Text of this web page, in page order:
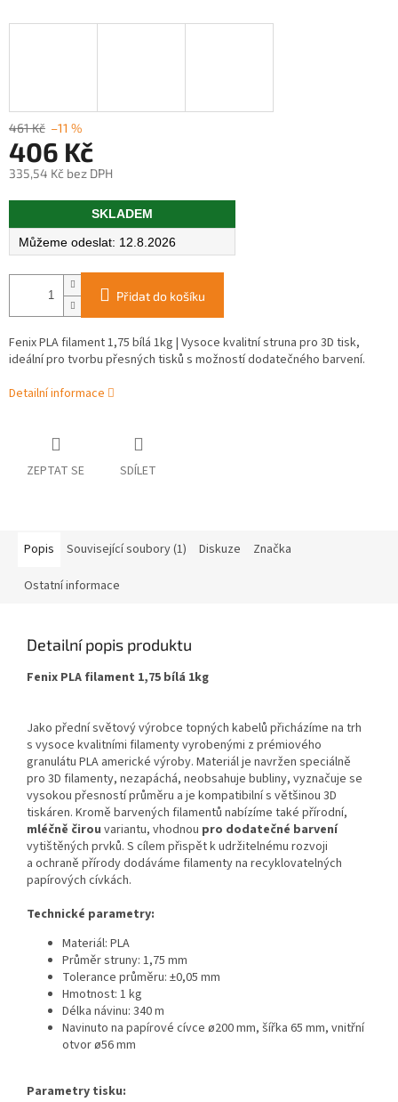
461 Kč –11 %
406 Kč
335,54 Kč bez DPH
Měrná
SKLADEM
12.8.2026
Přidat do košíku
Fenix PLA filament 1,75 bílá 1kg | Vysoce kvalitní struna pro 3D tisk,
ideální pro tvorbu přesných tisků s možností dodatečného barvení.
Detailní informace
ZEPTAT SE SDÍLET
Popis Související soubory (1) Diskuze Značka
Ostatní informace
Detailní popis produktu
Fenix PLA filament 1,75 bílá 1kg
Jako přední světový výrobce topných kabelů přicházíme na trh
s vysoce kvalitními filamenty vyrobenými z prémiového
granulátu PLA americké výroby. Materiál je navržen speciálně
pro 3D filamenty, nezapáchá, neobsahuje bubliny, vyznačuje se
vysokou přesností průměru a je kompatibilní s většinou 3D
tiskáren. Kromě barvených filamentů nabízíme také přírodní,
mléčně čirou variantu, vhodnou pro dodatečné barvení
vytištěných prvků. S cílem přispět k udržitelnému rozvoji
a ochraně přírody dodáváme filamenty na recyklovatelných
papírových cívkách.
Technické parametry:
Materiál: PLA
Průměr struny: 1,75 mm
Tolerance průměru: ±0,05 mm
Hmotnost: 1 kg
Délka návinu: 340 m
Navinuto na papírové cívce ø200 mm, šířka 65 mm, vnitřní
otvor ø56 mm
Parametry tisku: